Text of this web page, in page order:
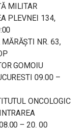
MILITAR
PLEVNEI 134,
NR. 63,
GOMOIU
09.00 –
ONCOLOGIC
– 20. 00